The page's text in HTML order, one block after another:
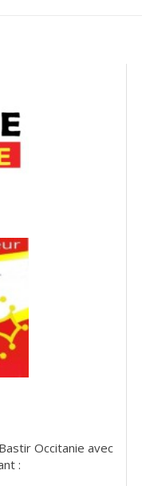
Occitanie avec
: